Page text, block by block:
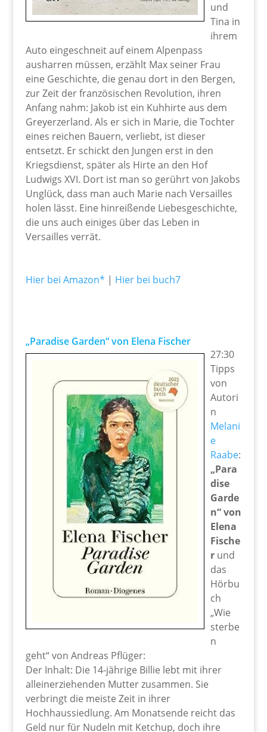
und
Tina in
ihrem
Auto eingeschneit auf einem Alpenpass
ausharren müssen, erzählt Max seiner Frau
eine Geschichte, die genau dort in den Bergen,
zur Zeit der französischen Revolution, ihren
Anfang nahm: Jakob ist ein Kuhhirte aus dem
Greyerzerland. Als er sich in Marie, die Tochter
eines reichen Bauern, verliebt, ist dieser
entsetzt. Er schickt den Jungen erst in den
Kriegsdienst, später als Hirte an den Hof
Ludwigs XVI. Dort ist man so gerührt von Jakobs
Unglück, dass man auch Marie nach Versailles
holen lässt. Eine hinreißende Liebesgeschichte,
die uns auch einiges über das Leben in
Versailles verrät.
Hier bei Amazon* | Hier bei buch7
„Paradise Garden“ von Elena Fischer
27:30
Tipps
von
Autori
n
Melani
e
Raabe:
„Para
dise
Garde
n“ von
Elena
Fische
rund
das
Hörbu
ch
„Wie
sterbe
n
geht“ von Andreas Pflüger:
Der Inhalt: Die 14-jährige Billie lebt mit ihrer
alleinerziehenden Mutter zusammen. Sie
verbringt die meiste Zeit in ihrer
Hochhaussiedlung. Am Monatsende reicht das
Geld nur für Nudeln mit Ketchup, doch ihre